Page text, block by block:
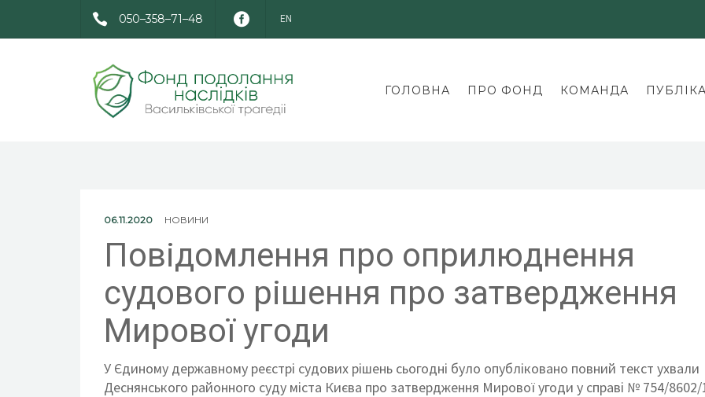
050–358–71–48 EN
ГОЛОВНА ПРО ФОНД КОМАНДА
06.11.2020 НОВИНИ
Повідомлення про оприлюднення
судового рішення про затвердження
Мирової угоди
У Єдиному державному реєстрі судових рішень сьогодні було опубліковано повний текст ухвали
Деснянського районного суду міста Києва про затвердження Мирової угоди у справі № 754/8602/